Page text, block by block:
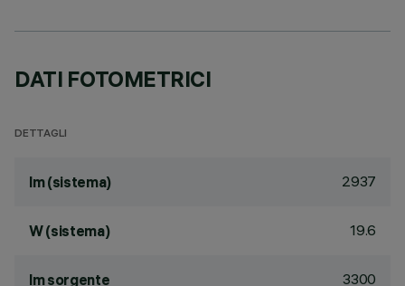
DATI FOTOMETRICI
DETTAGLI
lm (sistema) 2937
W (sistema) 19.6
lm sorgente 3300